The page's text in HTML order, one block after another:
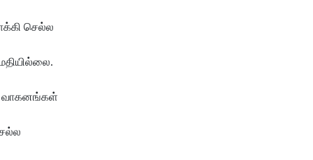
செல்ல
வாகனங்கள்